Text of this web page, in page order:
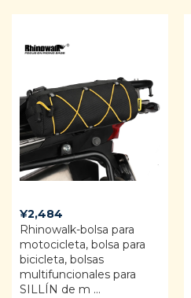
¥2,484
Rhinowalk-bolsa para
motocicleta, bolsa para
bicicleta, bolsas
multifuncionales para
SILLÍN de m ...